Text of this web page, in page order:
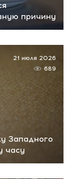
причину
Западного
часу
21 июля 2026
689